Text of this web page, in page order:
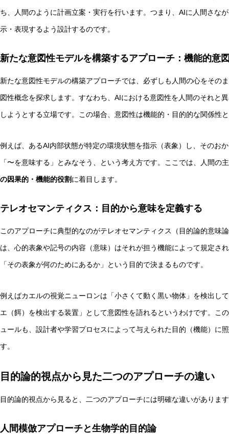
ち、人間のように計画立案・実行を行います。つまり、AIに人間さな
示・表現するよう設計するのです。
新たな意図性モデルを構築するアプローチ：機能的意
新たな意図性モデルの構築アプローチでは、必ずしも人間の心をその
図性概念を探求します。すなわち、AIにおける意図性を人間のそれと
しようとする立場です。この場合、意図性は機能的・目的的な関係性
例えば、あるAI内部状態が特定の環境状態を指示（表象）し、そのお
「〜を意味する」とみなそう、という考え方です。ここでは、人間の
の因果的・機能的役割に着目します。
テレオセマンティクス：目的から意味を定義する
このアプローチに典型的なのがテレオセマンティクス（目的論的意味
は、心的表象や記号の内容（意味）はそれが担う機能によって規定さ
「その表象が何のためにあるか」という目的で決まるものです。
例えばカエルの視覚ニューロンは「小さくて動く黒い物体」を検出し
エ（餌）を検出する装置」として意図性を語れるというわけです。こ
ュールも、設計者や学習プロセスによって与えられた目的（機能）に
す。
目的論的視点から見た二つのアプローチの違い
目的論的視点から見ると、二つのアプローチには明確な違いがありま
人間模倣アプローチと生物学的目的論